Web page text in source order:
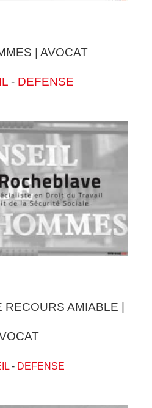
| AVOCAT
- DEFENSE
RECOURS AMIABLE |
- DEFENSE